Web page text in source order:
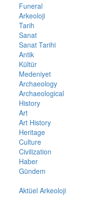
Funeral
Arkeoloji
Tarih
Sanat
Sanat Tarihi
Antik
Kültür
Medeniyet
Archaeology
Archaeological
History
Art
Art History
Heritage
Culture
Civilization
Haber
Gündem
Aktüel Arkeoloji